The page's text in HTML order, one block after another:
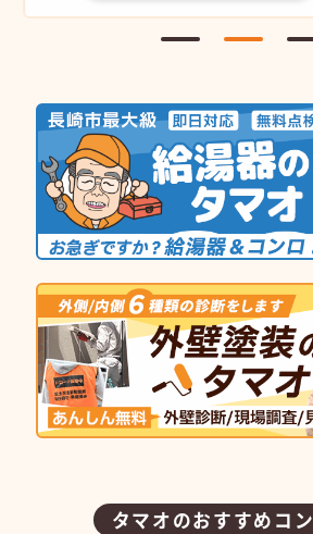
タマオのおすすめコ